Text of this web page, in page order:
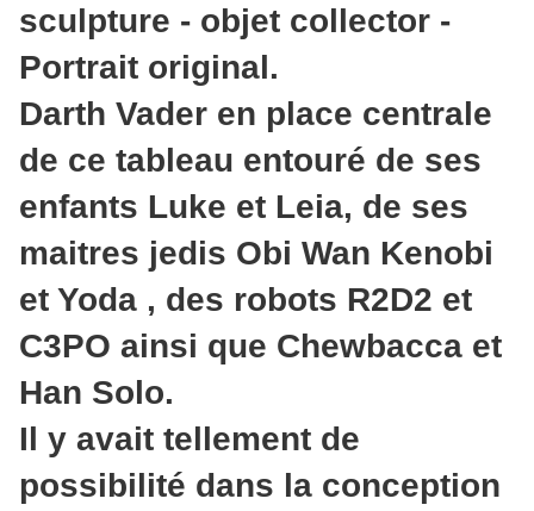
sculpture - objet collector -
Portrait original.
Darth Vader en place centrale
de ce tableau entouré de ses
enfants Luke et Leia, de ses
maitres jedis Obi Wan Kenobi
et Yoda , des robots R2D2 et
C3PO ainsi que Chewbacca et
Han Solo.
Il y avait tellement de
possibilité dans la conception